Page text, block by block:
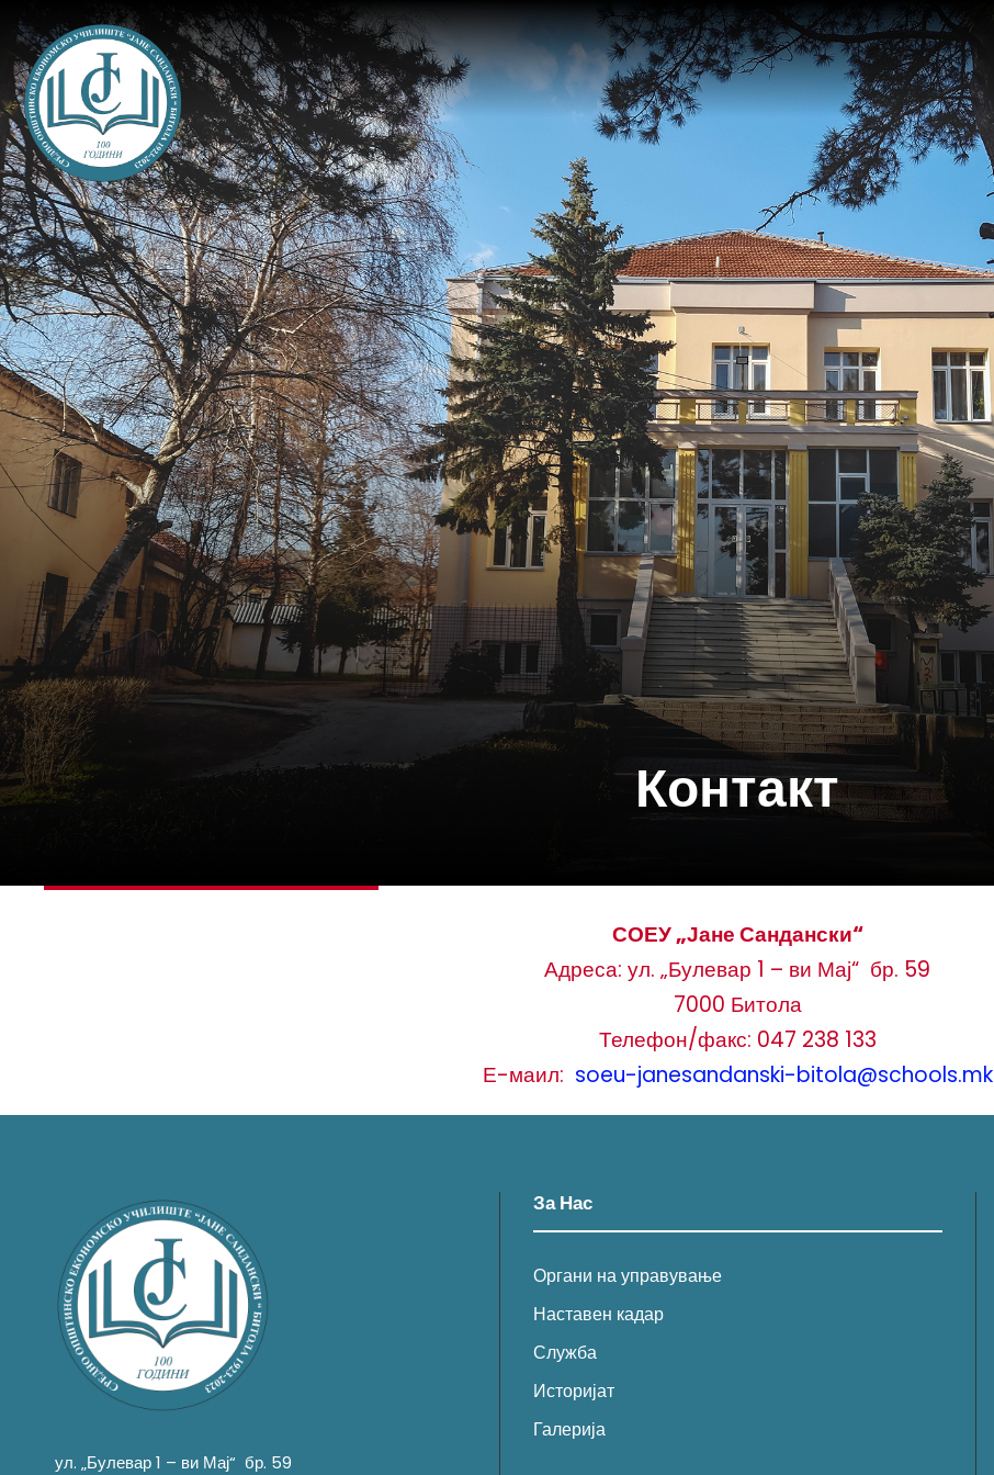
Контакт
СОЕУ „Јане Сандански“
Адреса: ул. „Булевар 1 – ви Мај“ бр. 59
7000 Битола
Телефон/факс: 047 238 133
Е-маил: soeu-janesandanski-bitola@schools.mk
ул. „Булевар 1 – ви Мај“ бр. 59
За Нас
Органи на управување
Наставен кадар
Служба
Историјат
Галерија